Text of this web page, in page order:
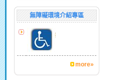
無障礙環境介紹專區
more»